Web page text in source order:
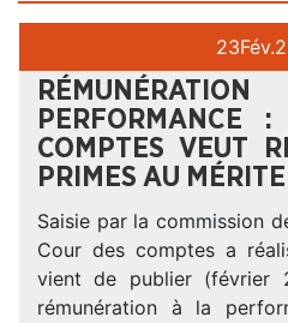
23Fév.
PERFORMANCE
COMPTES VEUT
PRIMES AU
Saisie par la commission
Cour des comptes a
vient de publier (février
rémunération à la